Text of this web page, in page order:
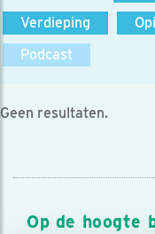
Verdieping
Podcast
Geen resultaten.
Op de hoogte